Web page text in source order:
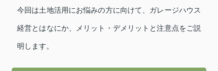
今回は土地活用にお悩みの方に向けて、ガレージハウス
経営とはなにか、メリット・デメリットと注意点をご説
明します。